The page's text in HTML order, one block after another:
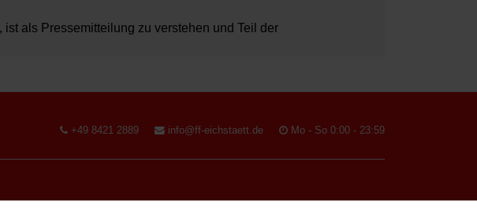
als Pressemitteilung zu verstehen und Teil der
+49 8421 2889 info@ff-eichstaett.de Mo - So 0:00 - 23:59